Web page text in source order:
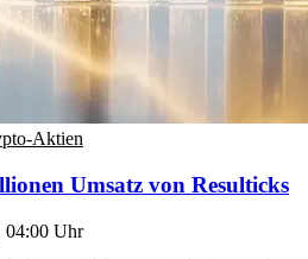
Aktien
Umsatz von Resulticks
04:00 Uhr